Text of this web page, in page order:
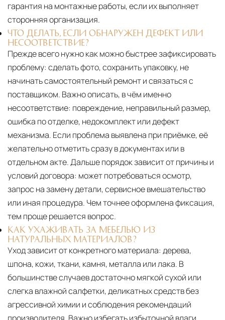
гарантия на монтажные работы, если их выполняет
сторонняя организация.
ЧТО ДЕЛАТЬ, ЕСЛИ ОБНАРУЖЕН ДЕФЕКТ ИЛИ
НЕСООТВЕТСТВИЕ?
Прежде всего нужно как можно быстрее зафиксировать
проблему: сделать фото, сохранить упаковку, не
начинать самостоятельный ремонт и связаться с
поставщиком. Важно описать, в чём именно
несоответствие: повреждение, неправильный размер,
ошибка по отделке, недокомплект или дефект
механизма. Если проблема выявлена при приёмке, её
желательно отметить сразу в документах или в
отдельном акте. Дальше порядок зависит от причины и
условий договора: может потребоваться осмотр,
запрос на замену детали, сервисное вмешательство
или иная процедура. Чем точнее оформлена фиксация,
тем проще решается вопрос.
КАК УХАЖИВАТЬ ЗА МЕБЕЛЬЮ ИЗ
НАТУРАЛЬНЫХ МАТЕРИАЛОВ?
Уход зависит от конкретного материала: дерева,
шпона, кожи, ткани, камня, металла или лака. В
большинстве случаев достаточно мягкой сухой или
слегка влажной салфетки, деликатных средств без
агрессивной химии и соблюдения рекомендаций